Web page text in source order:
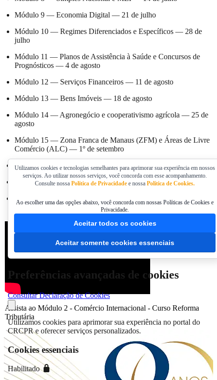
Módulo 9 — Economia Digital — 21 de julho
Módulo 10 — Regimes Diferenciados e Específicos — 28 de
julho
Módulo 11 — Planos de Assistência à Saúde e Concursos de
Prognósticos — 4 de agosto
Módulo 12 — Serviços Financeiros — 11 de agosto
Módulo 13 — Bens Imóveis — 18 de agosto
Módulo 14 — Agronegócio e cooperativismo agrícola — 25 de
agosto
Módulo 15 — Zona Franca de Manaus (ZFM) e Áreas de Livre
Comércio (ALC) — 1º de setembro
Módulo 16 — Combustíveis e Energia Elétrica — 8 de setembro
Módulo 17 — Imposto Seletivo — 15 de setembro
Módulo 18 — Temas complementares e aplicação prática (casos
especiais) — 22 de setembro
Assista ao Módulo 2 - Comércio Internacional - Curso Reforma
Tributária
Utilizamos cookies e tecnologias semelhantes para aprimorar sua experiência em nossos
serviços. Ao utilizar nossos serviços, você concorda com esse acompanhamento.
Consulte nossa Política de Privacidade e nossa Política de Cookies.
Ao escolher uma das opções abaixo, você concorda com nossas Políticas de Cookies e
Privacidade.
Aceitar todos os cookies
Aceitar somente cookies essenciais
Preferências avançadas de cookies
Consultar Declaração de Cookies
Utilizamos cookies para aprimorar sua experiência no portal do
CRCPR e oferecer serviços personalizados.
Cookies essenciais
Habilitado